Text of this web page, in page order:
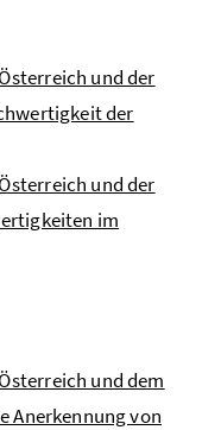
und der
der
und der
im
und dem
Anerkennung von